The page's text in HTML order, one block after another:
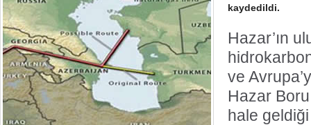
kaydedildi.
Hazar’ın
ve
Hazar Boru
hale